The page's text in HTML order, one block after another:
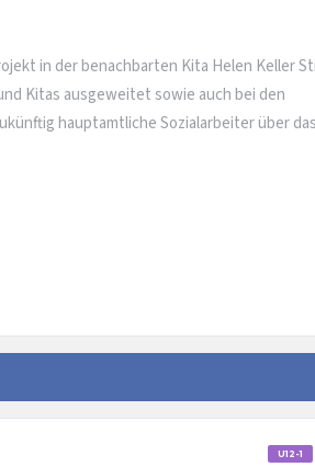
in der benachbarten Kita Helen Keller
Kitas ausgeweitet sowie auch bei den
hauptamtliche Sozialarbeiter über
U12-1